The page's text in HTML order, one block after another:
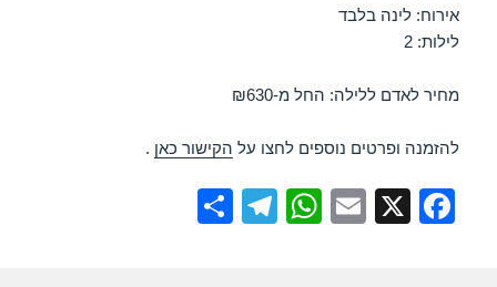
אירוח: לינה בלבד
לילות: 2
מחיר לאדם ללילה: החל מ-₪630
להזמנה ופרטים נוספים לחצו על הקישור כאן .
F
X
E
W
T